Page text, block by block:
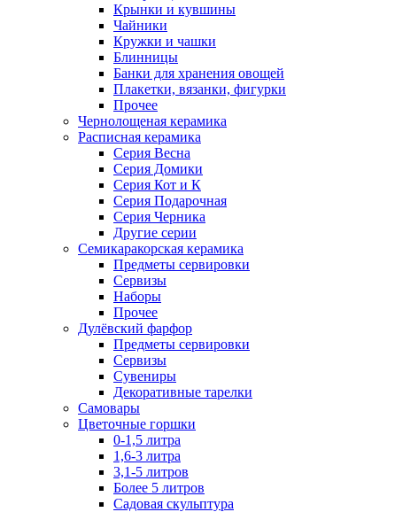
Крынки и кувшины
Чайники
Кружки и чашки
Блинницы
Банки для хранения овощей
Плакетки, вязанки, фигурки
Прочее
Чернолощеная керамика
Расписная керамика
Серия Весна
Серия Домики
Серия Кот и К
Серия Подарочная
Серия Черника
Другие серии
Семикаракорская керамика
Предметы сервировки
Сервизы
Наборы
Прочее
Дулёвский фарфор
Предметы сервировки
Сервизы
Сувениры
Декоративные тарелки
Самовары
Цветочные горшки
0-1,5 литра
1,6-3 литра
3,1-5 литров
Более 5 литров
Садовая скульптура